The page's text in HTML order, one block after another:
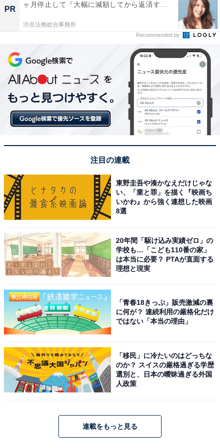
「賢島宝生苑」には、以下のような口コミが寄せられて
います。
英虞湾の絶景を望む庭園露天風呂が最高
伊勢海老や鮑など新鮮な海の幸が非常に豪華
滝が流れるアトリウム庭園が開放的で素晴らしい
アクセス
所在地：三重県志摩市阿児町神明718番地の3（賢島）
動車道 伊勢西ICより、伊勢道路（国道167号線）経由で
PR
ヶ月停止して『大幅に減額してから返済す...
渋谷法務総合事務所
Recommended by
注目の連載
東野圭吾や湊かなえだけじゃな
い、「業と罪」を描く『映画ち
いかわ』から強く連想した映画
8選
20年間「駆け込み実績ゼロ」の
学校も…「こども110番の家」
は本当に必要？ PTAが直面する
理想と現実
「青春18きっぷ」販売激減の裏
に何が？ 連続利用の厳格化だけ
ではない「本当の理由」
「移民」に冷たいのはどっちな
のか？ スイスの厳格過ぎる学歴
選別と、日本の曖昧過ぎる外国
人政策
連載をもっと見る